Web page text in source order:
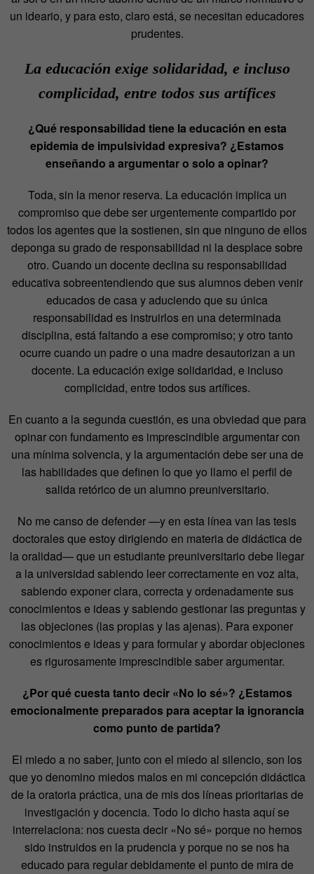
un ideario, y para esto, claro está, se necesitan educadores
prudentes.
La educación exige solidaridad, e incluso
complicidad, entre todos sus artífices
¿Qué responsabilidad tiene la educación en esta
epidemia de impulsividad expresiva? ¿Estamos
enseñando a argumentar o solo a opinar?
Toda, sin la menor reserva. La educación implica un
compromiso que debe ser urgentemente compartido por
todos los agentes que la sostienen, sin que ninguno de ellos
deponga su grado de responsabilidad ni la desplace sobre
otro. Cuando un docente declina su responsabilidad
educativa sobreentendiendo que sus alumnos deben venir
educados de casa y aduciendo que su única
responsabilidad es instruirlos en una determinada
disciplina, está faltando a ese compromiso; y otro tanto
ocurre cuando un padre o una madre desautorizan a un
docente. La educación exige solidaridad, e incluso
complicidad, entre todos sus artífices.
En cuanto a la segunda cuestión, es una obviedad que para
opinar con fundamento es imprescindible argumentar con
una mínima solvencia, y la argumentación debe ser una de
las habilidades que definen lo que yo llamo el perfil de
salida retórico de un alumno preuniversitario.
No me canso de defender —y en esta línea van las tesis
doctorales que estoy dirigiendo en materia de didáctica de
la oralidad— que un estudiante preuniversitario debe llegar
a la universidad sabiendo leer correctamente en voz alta,
sabiendo exponer clara, correcta y ordenadamente sus
conocimientos e ideas y sabiendo gestionar las preguntas y
las objeciones (las propias y las ajenas). Para exponer
conocimientos e ideas y para formular y abordar objeciones
es rigurosamente imprescindible saber argumentar.
¿Por qué cuesta tanto decir «No lo sé»? ¿Estamos
emocionalmente preparados para aceptar la ignorancia
como punto de partida?
El miedo a no saber, junto con el miedo al silencio, son los
que yo denomino miedos malos en mi concepción didáctica
de la oratoria práctica, una de mis dos líneas prioritarias de
investigación y docencia. Todo lo dicho hasta aquí se
interrelaciona: nos cuesta decir «No sé» porque no hemos
sido instruidos en la prudencia y porque no se nos ha
educado para regular debidamente el punto de mira de